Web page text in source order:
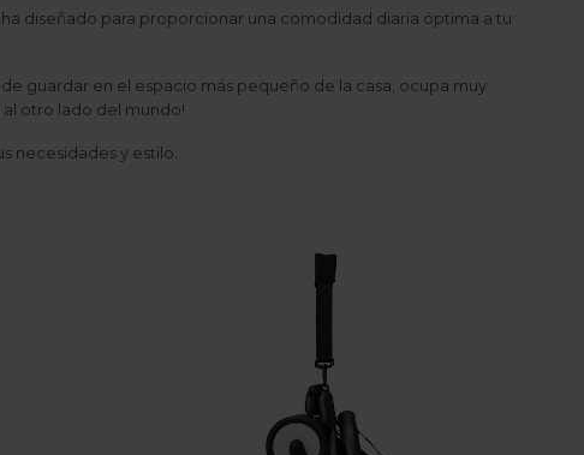
diseñado para proporcionar una comodidad diaria óptima a tu
guardar en el espacio más pequeño de la casa, ocupa muy
otro lado del mundo!
necesidades y estilo.